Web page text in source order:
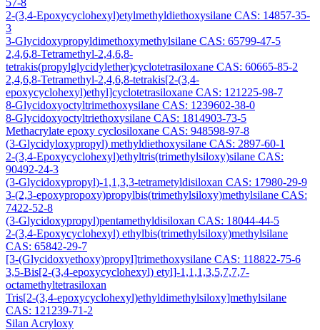
57-8
2-(3,4-Epoxycyclohexyl)etylmethyldiethoxysilane CAS: 14857-35-
3
3-Glycidoxypropyldimethoxymethylsilane CAS: 65799-47-5
2,4,6,8-Tetramethyl-2,4,6,8-
tetrakis(propylglycidylether)cyclotetrasiloxane CAS: 60665-85-2
2,4,6,8-Tetramethyl-2,4,6,8-tetrakis[2-(3,4-
epoxycyclohexyl)ethyl]cyclotetrasiloxane CAS: 121225-98-7
8-Glycidoxyoctyltrimethoxysilane CAS: 1239602-38-0
8-Glycidoxyoctyltriethoxysilane CAS: 1814903-73-5
Methacrylate epoxy cyclosiloxane CAS: 948598-97-8
(3-Glycidyloxypropyl) methyldiethoxysilane CAS: 2897-60-1
2-(3,4-Epoxycyclohexyl)ethyltris(trimethylsiloxy)silane CAS:
90492-24-3
(3-Glycidoxypropyl)-1,1,3,3-tetrametyldisiloxan CAS: 17980-29-9
3-(2,3-epoxypropoxy)propylbis(trimethylsiloxy)methylsilane CAS:
7422-52-8
(3-Glycidoxypropyl)pentamethyldisiloxan CAS: 18044-44-5
2-(3,4-Epoxycyclohexyl) ethylbis(trimethylsiloxy)methylsilane
CAS: 65842-29-7
[3-(Glycidoxyethoxy)propyl]trimethoxysilane CAS: 118822-75-6
3,5-Bis[2-(3,4-epoxycyclohexyl) etyl]-1,1,1,3,5,7,7,7-
octamethyltetrasiloxan
Tris[2-(3,4-epoxycyclohexyl)ethyldimethylsiloxy]methylsilane
CAS: 121239-71-2
Silan Acryloxy